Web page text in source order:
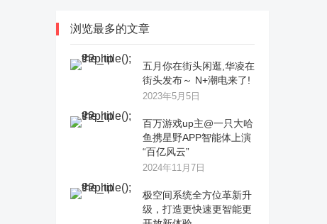
浏览最多的文章
五月你在街头闲逛,华凌在
街头发布～ N+潮电来了!
2023年5月5日
百万游戏up主@一只大哈
鱼携星野APP智能体上演
“百亿风云”
2024年11月7日
极空间系统全方位革新升
级，打造更快速更智能更